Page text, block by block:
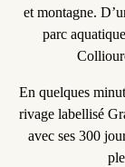
et montagne.
parc
En quelques
rivage labellisé
avec ses 300